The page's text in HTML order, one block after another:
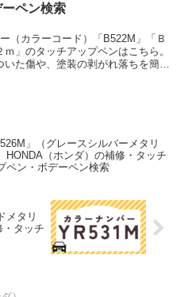
ペン検索
（カラーコード）「B522M」「Ｂ
」のタッチアップペンはこちら。
た傷や、塗装の剥がれ落ちを簡単
」（グレースシルバーメタリ
HONDA（ホンダ）の補修・タッチ
ペン・ボデーペン検索
メタリ
・タッチ